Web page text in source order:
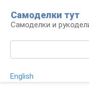
контенту
Самоделки тут
Самоделки и
English